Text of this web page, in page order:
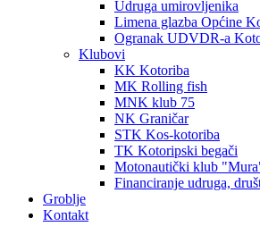
Udruga umirovljenika
Limena glazba Općine
Ogranak UDVDR-a
Klubovi
KK Kotoriba
MK Rolling fish
MNK klub 75
NK Graničar
STK Kos-kotoriba
TK Kotoripski begači
Motonautički klub
Financiranje udruga,
Groblje
Kontakt